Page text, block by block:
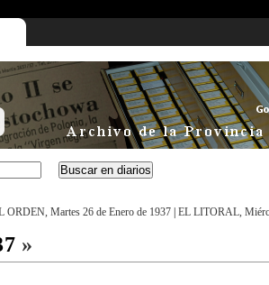
ORDEN, Martes 26 de Enero de 1937 EL LITORAL,
»